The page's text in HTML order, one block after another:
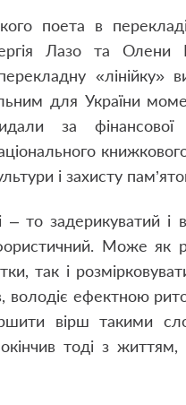
поета в
Лазо та Олени
«лінійку»
для України
за фінансової
і захисту
– то задерикуватий і
Може як
так і
володіє ефектною
вірш такими
тоді з